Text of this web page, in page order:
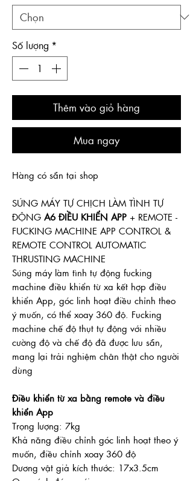
Số lượng *
Thêm vào giỏ hàng
Mua ngay
Hàng có sẵn tại shop
SÚNG MÁY TỰ CHỊCH LÀM TÌNH TỰ
ĐỘNG A6 ĐIỀU KHIỂN APP + REMOTE -
FUCKING MACHINE APP CONTROL &
REMOTE CONTROL AUTOMATIC
THRUSTING MACHINE
Súng máy làm tình tự động fucking
machine điều khiển từ xa kết hợp điều
khiển App, góc linh hoạt điều chỉnh theo
ý muốn, có thể xoay 360 độ. Fucking
machine chế độ thụt tự động với nhiều
cường độ và chế độ đã được lưu sẵn,
mang lại trải nghiệm chân thật cho người
dùng
Điều khiển từ xa bằng remote và điều
khiển App
Trọng lượng: 7kg
Khả năng điều chỉnh góc linh hoạt theo ý
muốn, điều chỉnh xoay 360 độ
Dương vật giả kích thước: 17x3.5cm